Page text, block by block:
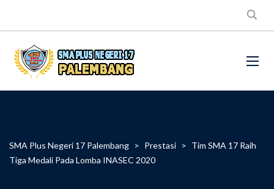
SMA Plus Negeri 17 Palembang > Prestasi > Tim SMA 17 Raih
Tiga Medali Pada Lomba INASEC 2020